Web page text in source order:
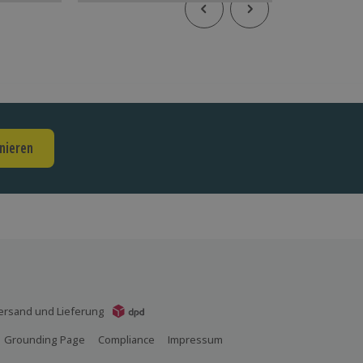
und Lieferung
Grounding Page Compliance Impressum